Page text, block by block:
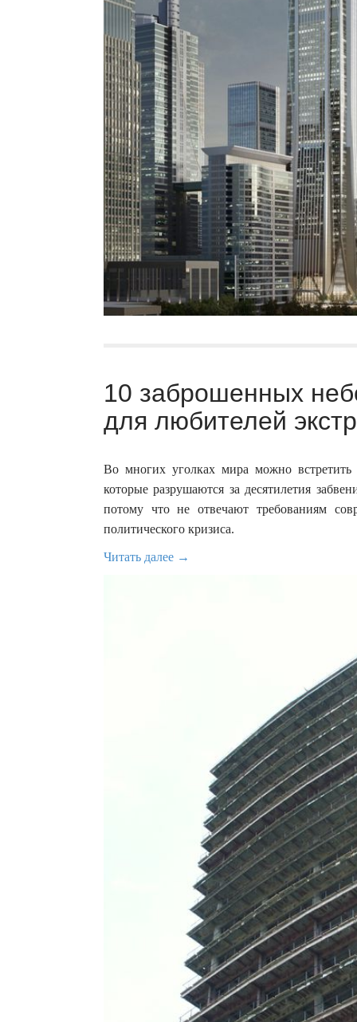
10 заброшенных
для любителей
Во многих уголках мира можно
которые разрушаются за десятилетия
потому что не отвечают требованиям
политического кризиса.
Читать далее →